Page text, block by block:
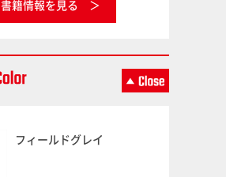
書籍情報を見る
フィールドグレイ